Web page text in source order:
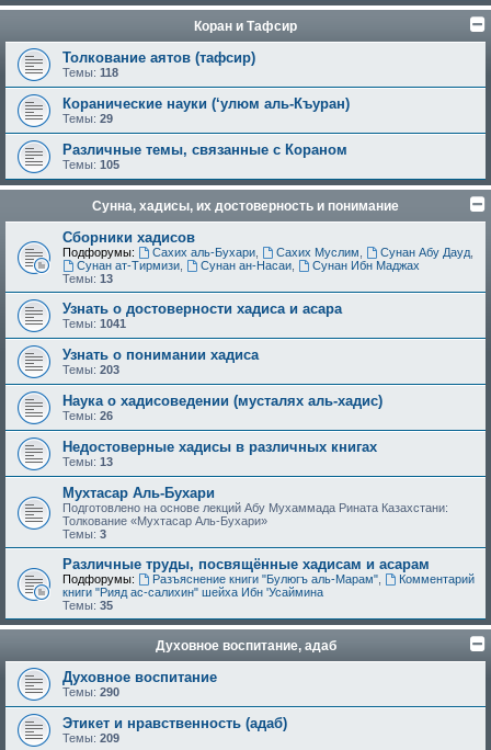
Коран и Тафсир
Толкование аятов (тафсир)
Темы: 118
Коранические науки (‘улюм аль-Къуран)
Темы: 29
Различные темы, связанные с Кораном
Темы: 105
Сунна, хадисы, их достоверность и понимание
Сборники хадисов
Подфорумы: Сахих аль-Бухари, Сахих Муслим Сунан Абу Дауд,
Сунан ат-Тирмизи, Сунан ан-Насаи,
Сунан Ибн Маджах
Темы: 13
Узнать о достоверности хадиса и асара
Темы: 1041
Узнать о понимании хадиса
Темы: 203
Наука о хадисоведении (мусталях аль-хадис)
Темы: 26
Недостоверные хадисы в различных книгах
Темы: 13
Мухтасар Аль-Бухари
Подготовлено на основе лекций Абу Мухаммада Рината Казахстани:
Толкование «Мухтасар Аль-Бухари»
Темы: 3
Различные труды, посвящённые хадисам и асарам
Подфорумы: Разъяснение книги "Булюгъ аль-Марам",
Комментарий
книги "Рияд ас-салихин" шейха Ибн 'Усаймина
Темы: 35
Духовное воспитание, адаб
Духовное воспитание
Темы: 290
Этикет и нравственность (адаб)
Темы: 209